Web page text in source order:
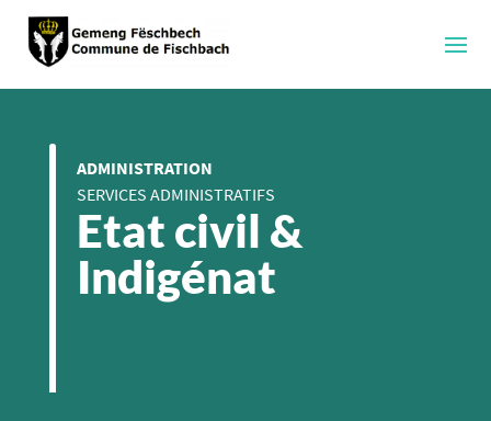
ADMINISTRATION
SERVICES ADMINISTRATIFS
Etat civil &
Indigénat